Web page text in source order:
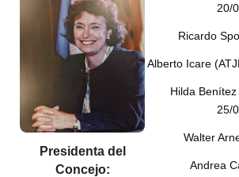
Presidenta del
Concejo:
20/
Ricardo
Alberto Icare
Hilda
25/
Walter
Andrea